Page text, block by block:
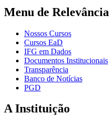
Menu de Relevância
Nossos Cursos
Cursos EaD
IFG em Dados
Documentos Institucionais
Transparência
Banco de Notícias
PGD
A Instituição